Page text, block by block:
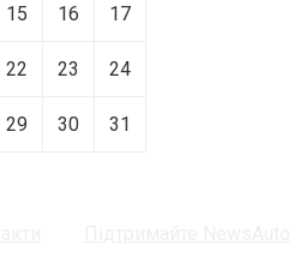
15 16 17
22 23 24
29 30
31